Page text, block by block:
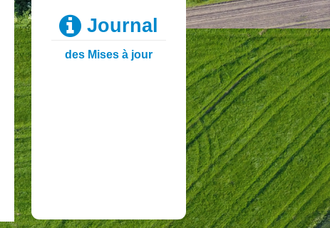
Journal
des Mises à jour